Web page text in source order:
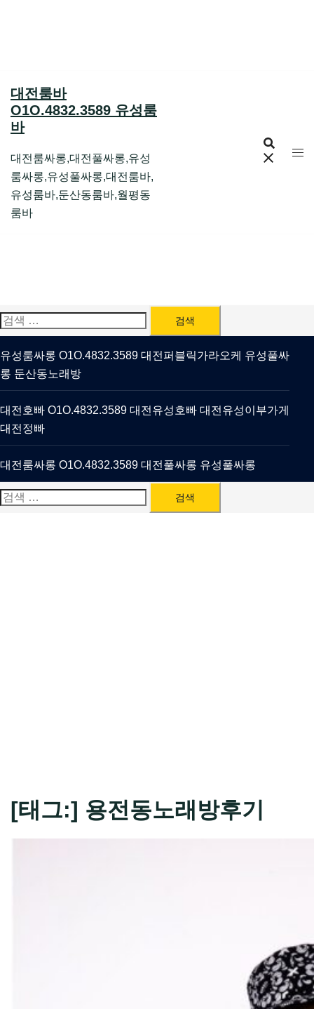
대전룸바
O1O.4832.3589 유성룸
바
대전룸싸롱,대전풀싸롱,유성
룸싸롱,유성풀싸롱,대전룸바,
유성룸바,둔산동룸바,월평동
룸바
검
색:
유성룸싸롱 O1O.4832.3589 대전퍼블릭가라오케 유성풀싸
롱 둔산동노래방
대전호빠 O1O.4832.3589 대전유성호빠 대전유성이부가게
대전정빠
대전룸싸롱 O1O.4832.3589 대전풀싸롱 유성풀싸롱
검
[태그:] 용전동노래방후기